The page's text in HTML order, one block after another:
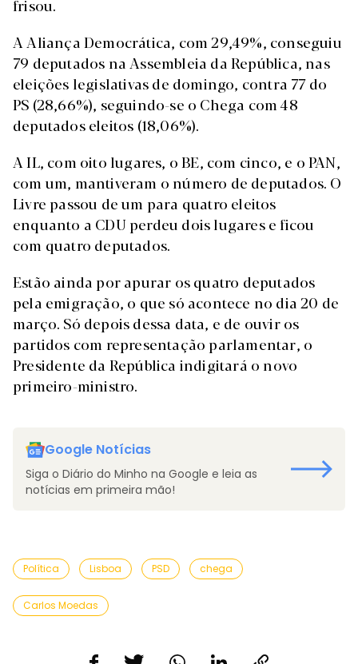
frisou.
A Aliança Democrática, com 29,49%, conseguiu
79 deputados na Assembleia da República, nas
eleições legislativas de domingo, contra 77 do
PS (28,66%), seguindo-se o Chega com 48
deputados eleitos (18,06%).
A IL, com oito lugares, o BE, com cinco, e o PAN,
com um, mantiveram o número de deputados. O
Livre passou de um para quatro eleitos
enquanto a CDU perdeu dois lugares e ficou
com quatro deputados.
Estão ainda por apurar os quatro deputados
pela emigração, o que só acontece no dia 20 de
março. Só depois dessa data, e de ouvir os
partidos com representação parlamentar, o
Presidente da República indigitará o novo
primeiro-ministro.
Google Notícias
Siga o Diário do Minho na Google e leia as
notícias em primeira mão!
Política Lisboa PSD chega
Carlos Moedas